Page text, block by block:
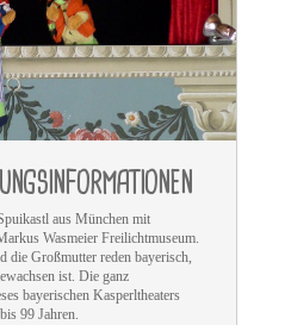
aus München mit
Wasmeier Freilichtmuseum.
die Großmutter reden bayerisch,
ist. Die ganz
bayerischen Kasperltheaters
99 Jahren.